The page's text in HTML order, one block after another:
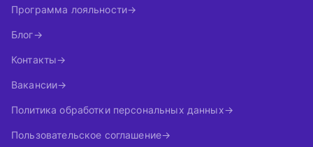
Программа лояльности
Блог
Контакты
Вакансии
Политика обработки персональных данных
Пользовательское соглашение